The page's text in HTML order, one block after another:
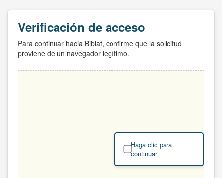
Verificación de acceso
Para continuar hacia Biblat, confirme que la solicitud
proviene de un navegador legítimo.
Haga clic para
continuar